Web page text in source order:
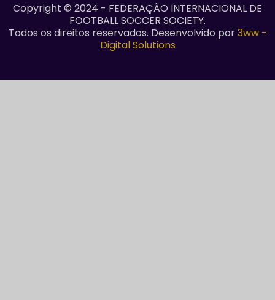
Copyright © 2024 - FEDERAÇÃO INTERNACIONAL DE
FOOTBALL SOCCER SOCIETY.
Todos os direitos reservados. Desenvolvido por3ww -
Digital Solutions